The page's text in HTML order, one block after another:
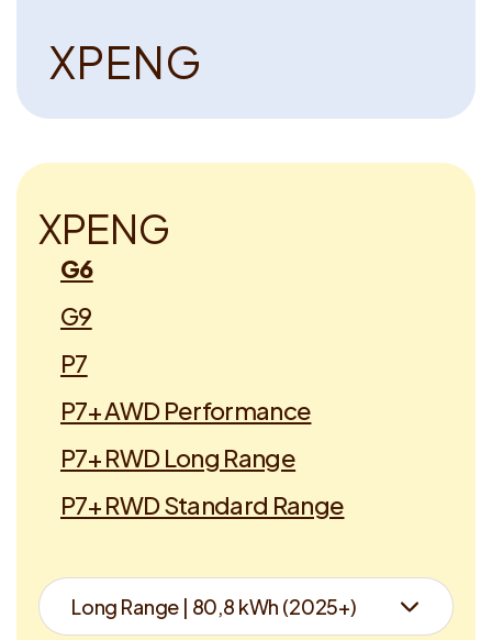
Dutch
XPENG
XPENG
G6
G9
P7
P7+ AWD Performance
P7+ RWD Long Range
P7+ RWD Standard Range